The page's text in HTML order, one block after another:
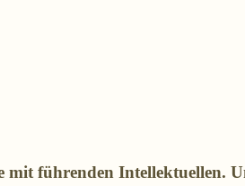
mit führenden Intellektuellen.